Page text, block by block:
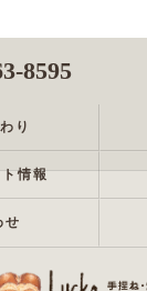
8595
り
情報
せ